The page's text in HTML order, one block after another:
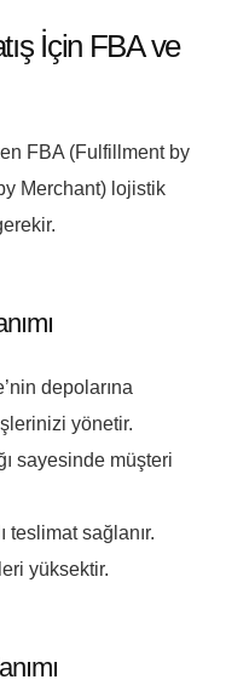
İçin FBA ve
FBA (Fulfillment by
Merchant) lojistik
depolarına
yönetir.
sayesinde müşteri
teslimat sağlanır.
yüksektir.